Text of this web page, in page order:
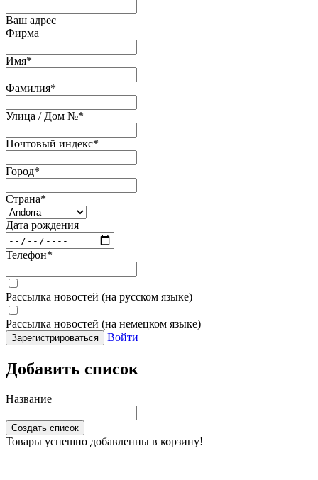
Ваш адрес
Фирма
Имя*
Фамилия*
Улица / Дом №*
Почтовый индекс*
Город*
Страна*
Дата рождения
Телефон*
Рассылка новостей (на русском языке)
Рассылка новостей (на немецком языке)
Зарегистрироваться Войти
Добавить список
Название
Создать список
Товары успешно добавленны в корзину!